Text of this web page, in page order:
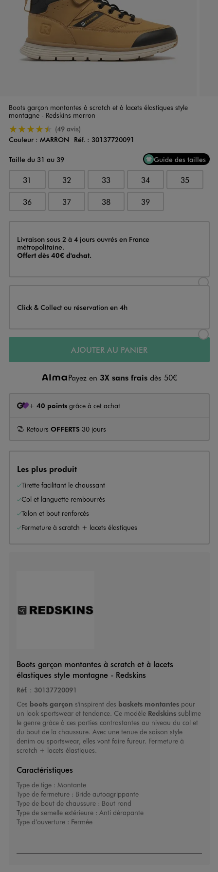
Boots garçon montantes à scratch et à lacets élastiques style
montagne - Redskins marron
4.5/5 de moyenne
(49 avis)
Couleur
Couleur : MARRON Réf. : 30137720091
Taille du 31 au 39
Guide des tailles
31 32 33 34 35
36 37 38 39
Livraison
Livraison sous 2 à 4 jours ouvrés en France
métropolitaine.
Offert dès 40€ d'achat.
Click & Collect ou réservation en 4h
AJOUTER AU PANIER
Payez en 3X sans frais dès 50€
+ 40 points grâce à cet achat
Retours OFFERTS 30 jours
Les plus produit
Tirette facilitant le chaussant
Col et languette rembourrés
Talon et bout renforcés
Fermeture à scratch + lacets élastiques
Boots garçon montantes à scratch et à lacets
élastiques style montagne - Redskins
Réf. : 30137720091
Ces boots garçon s'inspirent des baskets montantespour
un look sportswear et tendance. Ce modèle Redskinssublime
le genre grâce à ces parties contrastantes au niveau du col et
du bout de la chaussure. Avec une tenue de saison style
denim ou sportswear, elles vont faire fureur. Fermeture à
scratch + lacets élastiques.
Caractéristiques
Type de tige : Montante
Type de fermeture : Bride autoagrippante
Type de bout de chaussure : Bout rond
Type de semelle extérieure : Anti dérapante
Type d’ouverture : Fermée